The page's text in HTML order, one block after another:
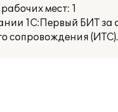
мест: 1
1С:Первый БИТ
сопровождения